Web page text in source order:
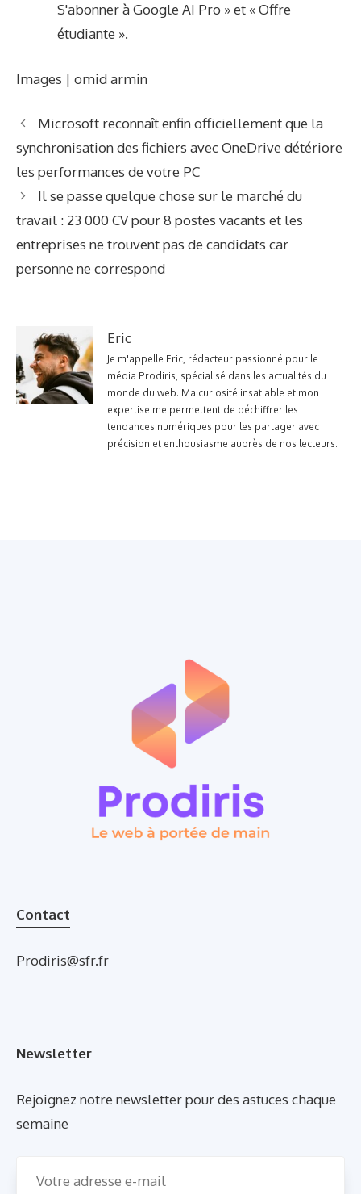
S'abonner à Google AI Pro » et « Offre
étudiante ».
Images | omid armin
Microsoft reconnaît enfin officiellement que la
synchronisation des fichiers avec OneDrive détériore
les performances de votre PC
Il se passe quelque chose sur le marché du
travail : 23 000 CV pour 8 postes vacants et les
entreprises ne trouvent pas de candidats car
personne ne correspond
Eric
Je m'appelle Eric, rédacteur passionné pour le
média Prodiris, spécialisé dans les actualités du
monde du web. Ma curiosité insatiable et mon
expertise me permettent de déchiffrer les
tendances numériques pour les partager avec
précision et enthousiasme auprès de nos lecteurs.
Contact
Prodiris@sfr.fr
Newsletter
Rejoignez notre newsletter pour des astuces chaque
semaine